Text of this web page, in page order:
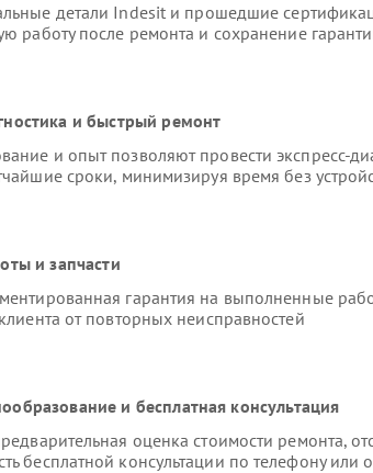
детали Indesit и прошедшие
работу после ремонта и сохранение
и быстрый ремонт
и опыт позволяют провести экспресс-
сроки, минимизируя время без
и запчасти
гарантия на выполненные
от повторных неисправностей
и бесплатная консультация
оценка стоимости ремонта,
бесплатной консультации по телефону или